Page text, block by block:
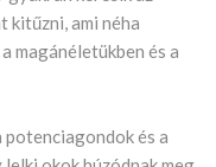
kitűzni, ami néha
magánéletükben és a
és a